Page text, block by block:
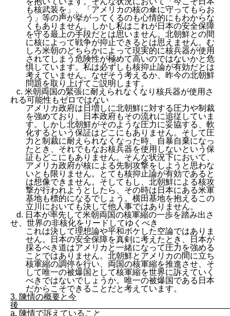
も核武装を」、「アメリカの核の傘に守ってもらお
う」等の声が挙がってくるのも心情的にもわからな
くもありません。しかし私はこれが日本の安全保障
を守る最上の手段だとは思いません。北朝鮮との間
に核によって戦争が抑止できるとは思えません。む
しろ米朝のどちらかによって現実的に核兵器が使用
されてしまう危険性が極めて高いのではないかと危
惧しています。私は必ずしも核抑止論が有効だとは
考えていません。なぜそう考えるか、昨今の北朝鮮
問題を取り上げてご説明します。
c. 米朝両国の緊張に耐えられなくなり核兵器が使用さ
れる可能性もゼロではない
アメリカ政府は日増しに北朝鮮に対する圧力や制裁
を強めており、日本政府もその流れに追従していま
す。しかし北朝鮮がそのような圧力に妥協する、軟
化するという保証はどこにもありません。そして圧
力と制裁に耐えられなくなった時、自暴自棄になっ
たとき、それでもなお核兵器を使用しないという保
証もどこにもありません。そんな状況下において、
アメリカ政府が核による先制攻撃をしようと思わな
いとも限りません。とても核抑止論が有効であると
は想像できません。そしてもし、北朝鮮による核攻
撃が行われようとしたら、その時は日本にある米軍
基地も標的になるでしょう。横田基地を抱えるこの
立川においても決して他人事ではありません。
d. 日本が率先して米朝両国の核軍縮の一歩を踏み出さ
せ、世界の非核化をリードしてゆくべき
これは決して理想論や平和ボケした空論ではありま
せん。日本の安全保障を真剣に考えたとき、日本が
採るべき道はアメリカと一緒になって圧力を強める
ことではありません。北朝鮮とアメリカの間に立ち
核軍縮の調停を行い、両国の核軍縮を推進させ、そ
して唯一の被爆国として核軍縮を世界に訴えていく
べきではないでしょうか。唯一の被爆国である日本
だからこそできることだと考えています。
3. 陳情の概要と今
後
a. 陳情で訴えていること